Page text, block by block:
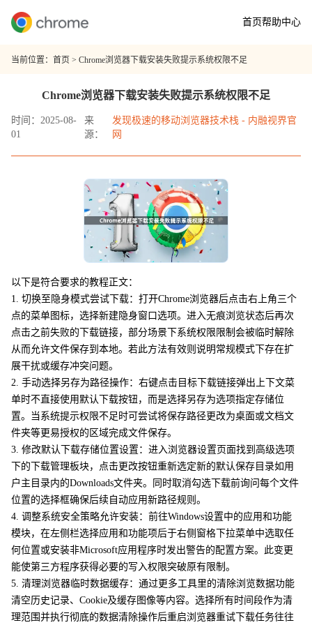
首页帮助中心
当前位置： 首页 > Chrome浏览器下载安装失败提示系统权限不足
Chrome浏览器下载安装失败提示系统权限不足
时间：2025-08-
01
来
源：
发现极速的移动浏览器技术栈 - 内融视界官
网
以下是符合要求的教程正文：
1. 切换至隐身模式尝试下载：打开Chrome浏览器后点击右上角三个
点的菜单图标，选择新建隐身窗口选项。进入无痕浏览状态后再次
点击之前失败的下载链接，部分场景下系统权限限制会被临时解除
从而允许文件保存到本地。若此方法有效则说明常规模式下存在扩
展干扰或缓存冲突问题。
2. 手动选择另存为路径操作：右键点击目标下载链接弹出上下文菜
单时不直接使用默认下载按钮，而是选择另存为选项指定存储位
置。当系统提示权限不足时可尝试将保存路径更改为桌面或文档文
件夹等更易授权的区域完成文件保存。
3. 修改默认下载存储位置设置：进入浏览器设置页面找到高级选项
下的下载管理板块，点击更改按钮重新选定新的默认保存目录如用
户主目录内的Downloads文件夹。同时取消勾选下载前询问每个文件
位置的选择框确保后续自动应用新路径规则。
4. 调整系统安全策略允许安装：前往Windows设置中的应用和功能
模块，在左侧栏选择应用和功能项后于右侧窗格下拉菜单中选取任
何位置或安装非Microsoft应用程序时发出警告的配置方案。此变更
能使第三方程序获得必要的写入权限突破原有限制。
5. 清理浏览器临时数据缓存：通过更多工具里的清除浏览数据功能
清空历史记录、Cookie及缓存图像等内容。选择所有时间段作为清
理范围并执行彻底的数据清除操作后重启浏览器重试下载任务往往